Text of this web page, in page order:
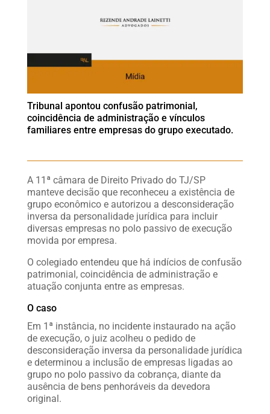
Tribunal apontou confusão patrimonial,
coincidência de administração e vínculos
familiares entre empresas do grupo executado.
A 11ª câmara de Direito Privado do TJ/SP
manteve decisão que reconheceu a existência de
grupo econômico e autorizou a desconsideração
inversa da personalidade jurídica para incluir
diversas empresas no polo passivo de execução
movida por empresa.
O colegiado entendeu que há indícios de confusão
patrimonial, coincidência de administração e
atuação conjunta entre as empresas.
O caso
Em 1ª instância, no incidente instaurado na ação
de execução, o juiz acolheu o pedido de
desconsideração inversa da personalidade jurídica
e determinou a inclusão de empresas ligadas ao
grupo no polo passivo da cobrança, diante da
ausência de bens penhoráveis da devedora
original.